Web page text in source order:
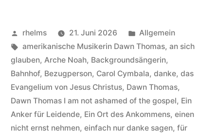
Song
I
am
not
ashamed
of
Veröffentlicht
von
rhelms 21. Juni 2026
Veröffentlicht
unter
Allgemein
Schlagwörter:
amerikanische Musikerin Dawn Thomas, an sich
glauben, Arche Noah, Backgroundsängerin,
Bahnhof, Bezugperson, Carol Cymbala, danke, das
Evangelium von Jesus Christus, Dawn Thomas,
Dawn Thomas I am not ashamed of the gospel, Ein
Anker für Leidende, Ein Ort des Ankommens, einen
nicht ernst nehmen, einfach nur danke sagen, für